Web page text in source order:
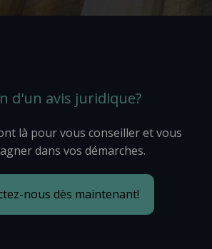
d'un avis juridique?
là pour vous conseiller et vous
dans vos démarches.
nous dès maintenant!